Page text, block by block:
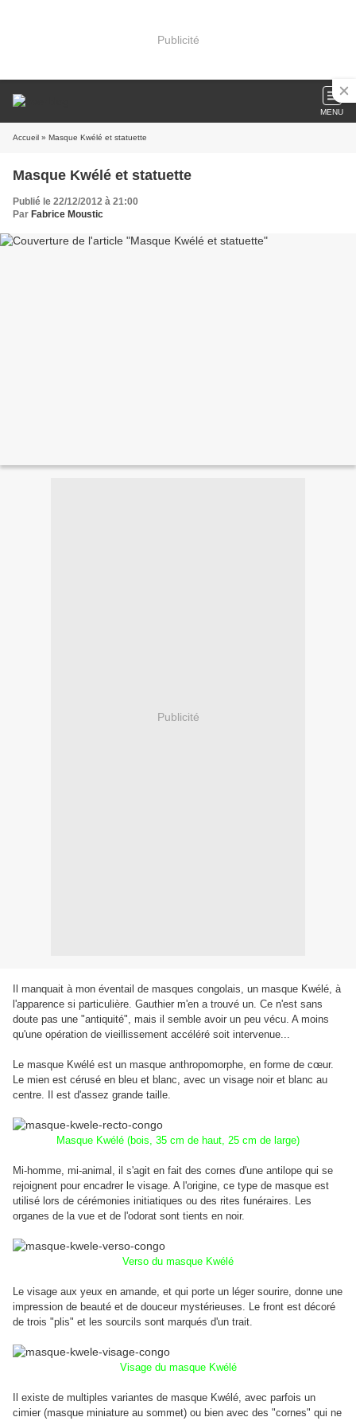
Publicité
MENU
Accueil » Masque Kwélé et statuette
Masque Kwélé et statuette
Publié le 22/12/2012 à 21:00
Par Fabrice Moustic
Publicité
Il manquait à mon éventail de masques congolais, un masque Kwélé, à
l'apparence si particulière. Gauthier m'en a trouvé un. Ce n'est sans
doute pas une "antiquité", mais il semble avoir un peu vécu. A moins
qu'une opération de vieillissement accéléré soit intervenue...
Le masque Kwélé est un masque anthropomorphe, en forme de cœur.
Le mien est cérusé en bleu et blanc, avec un visage noir et blanc au
centre. Il est d'assez grande taille.
Masque Kwélé (bois, 35 cm de haut, 25 cm de large)
Mi-homme, mi-animal, il s'agit en fait des cornes d'une antilope qui se
rejoignent pour encadrer le visage. A l'origine, ce type de masque est
utilisé lors de cérémonies initiatiques ou des rites funéraires. Les
organes de la vue et de l'odorat sont tients en noir.
Verso du masque Kwélé
Le visage aux yeux en amande, et qui porte un léger sourire, donne une
impression de beauté et de douceur mystérieuses. Le front est décoré
de trois "plis" et les sourcils sont marqués d'un trait.
Visage du masque Kwélé
Il existe de multiples variantes de masque Kwélé, avec parfois un
cimier (masque miniature au sommet) ou bien avec des "cornes" qui ne